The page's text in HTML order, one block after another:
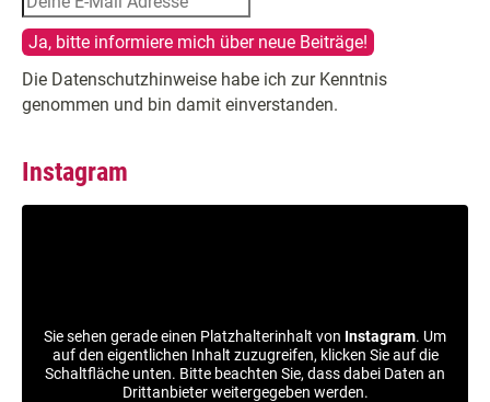
Die Datenschutzhinweise habe ich zur Kenntnis
genommen und bin damit einverstanden.
Instagram
Sie sehen gerade einen Platzhalterinhalt von Instagram. Um
auf den eigentlichen Inhalt zuzugreifen, klicken Sie auf die
Schaltfläche unten. Bitte beachten Sie, dass dabei Daten an
Drittanbieter weitergegeben werden.